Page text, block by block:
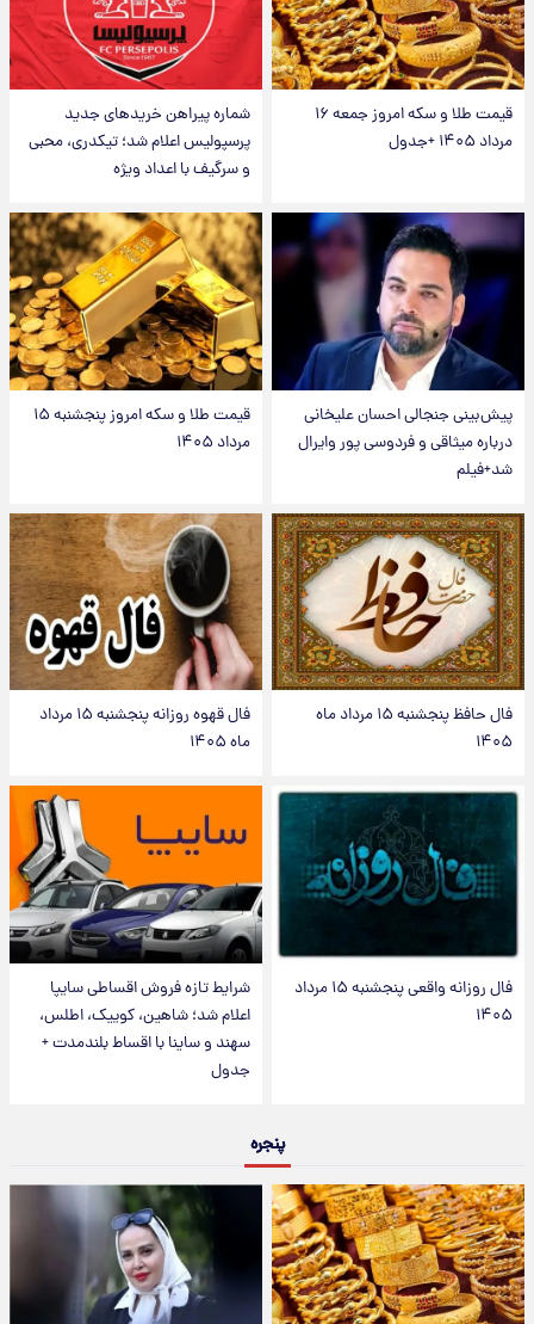
قیمت طلا و سکه امروز جمعه ۱۶
مرداد ۱۴۰۵ +جدول
شماره پیراهن خریدهای جدید
پرسپولیس اعلام شد؛ تیکدری، محبی
و سرگیف با اعداد ویژه
پیش‌بینی جنجالی احسان علیخانی
درباره میثاقی و فردوسی پور وایرال
شد+فیلم
قیمت طلا و سکه امروز پنجشنبه ۱۵
مرداد ۱۴۰۵
فال حافظ پنجشنبه ۱۵ مرداد ماه
۱۴۰۵
فال قهوه روزانه پنجشنبه ۱۵ مرداد
ماه ۱۴۰۵
فال روزانه واقعی پنجشنبه ۱۵ مرداد
۱۴۰۵
شرایط تازه فروش اقساطی سایپا
اعلام شد؛ شاهین، کوییک، اطلس،
سهند و ساینا با اقساط بلندمدت +
جدول
پنجره